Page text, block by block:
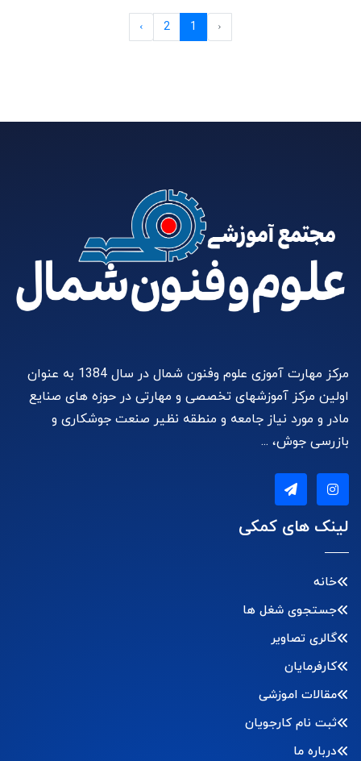
‹
1
2
›
مرکز مهارت آموزی علوم وفنون شمال در سال 1384 به عنوان
اولین مرکز آموزشهای تخصصی و مهارتی در حوزه های صنایع
مادر و مورد نیاز جامعه و منطقه نظیر صنعت جوشکاری و
بازرسی جوش، ...
لینک های کمکی
خانه
جستجوی شغل ها
گالری تصاویر
کارفرمایان
مقالات اموزشی
ثبت نام کارجویان
درباره ما